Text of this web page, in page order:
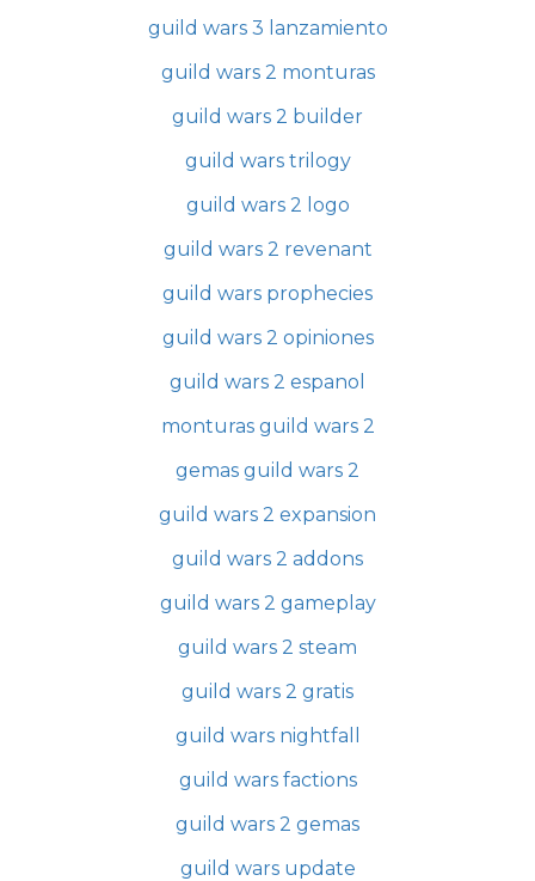
guild wars 3 lanzamiento
guild wars 2 monturas
guild wars 2 builder
guild wars trilogy
guild wars 2 logo
guild wars 2 revenant
guild wars prophecies
guild wars 2 opiniones
guild wars 2 espanol
monturas guild wars 2
gemas guild wars 2
guild wars 2 expansion
guild wars 2 addons
guild wars 2 gameplay
guild wars 2 steam
guild wars 2 gratis
guild wars nightfall
guild wars factions
guild wars 2 gemas
guild wars update